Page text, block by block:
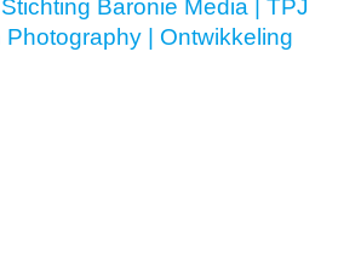
Baronie Media | TPJ
Photography| Ontwikkeling